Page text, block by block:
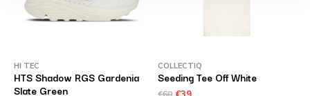
HI TEC
HTS Shadow RGS Gardenia
Slate Green
COLLECTIQ
Seeding Tee Off White
€60